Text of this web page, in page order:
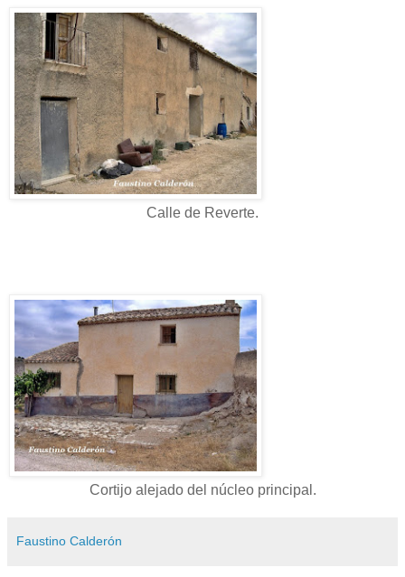
Calle de Reverte.
Cortijo alejado del núcleo principal.
Faustino Calderón